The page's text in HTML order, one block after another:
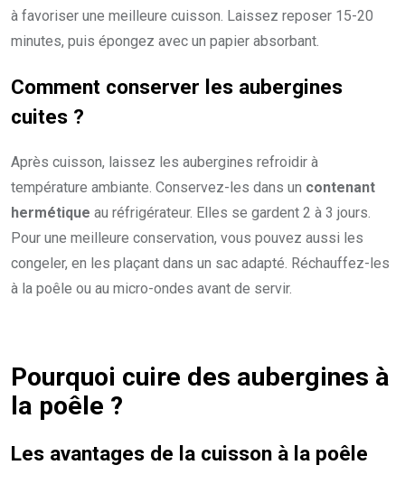
à favoriser une meilleure cuisson. Laissez reposer 15-20
minutes, puis épongez avec un papier absorbant.
Comment conserver les aubergines
cuites ?
Après cuisson, laissez les aubergines refroidir à
température ambiante. Conservez-les dans un contenant
hermétique au réfrigérateur. Elles se gardent 2 à 3 jours.
Pour une meilleure conservation, vous pouvez aussi les
congeler, en les plaçant dans un sac adapté. Réchauffez-les
à la poêle ou au micro-ondes avant de servir.
Pourquoi cuire des aubergines à
la poêle ?
Les avantages de la cuisson à la poêle